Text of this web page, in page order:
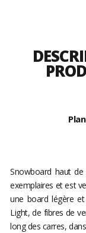
Snowboard haut de
exemplaires et est
une board légère
Light, de fibres de
long des carres,